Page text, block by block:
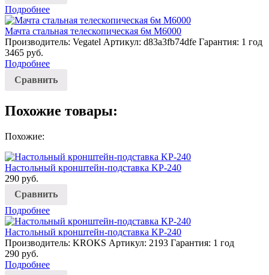
Подробнее
Мачта стальная телескопическая 6м М6000
Производитель: Vegatel Артикул: d83a3fb74dfe Гарантия: 1 год
3465 руб.
Подробнее
Сравнить
Похожие товары:
Похожие:
Настольный кронштейн-подставка KP-240
290 руб.
Сравнить
Подробнее
Настольный кронштейн-подставка KP-240
Производитель: KROKS Артикул: 2193 Гарантия: 1 год
290 руб.
Подробнее